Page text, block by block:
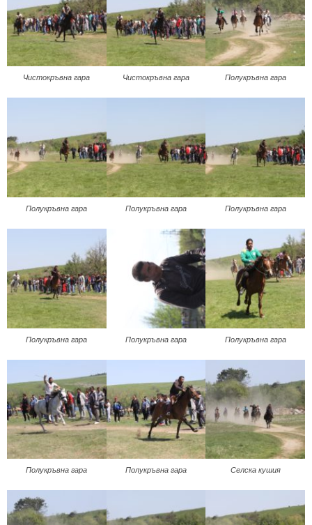
Чистокръвна гара Чистокръвна гара Полукръвна гара
Полукръвна гара Полукръвна гара Полукръвна гара
Полукръвна гара Полукръвна гара Полукръвна гара
Полукръвна гара Полукръвна гара Селска кушия